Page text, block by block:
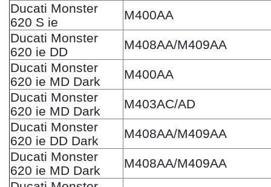
Ducati Monster
620 S ie
M400AA
Ducati Monster
620 ie DD
M408AA/M409AA
Ducati Monster
620 ie MD Dark
M400AA
Ducati Monster
620 ie MD Dark
M403AC/AD
Ducati Monster
620 ie DD Dark
M408AA/M409AA
Ducati Monster
620 ie MD Dark
M408AA/M409AA